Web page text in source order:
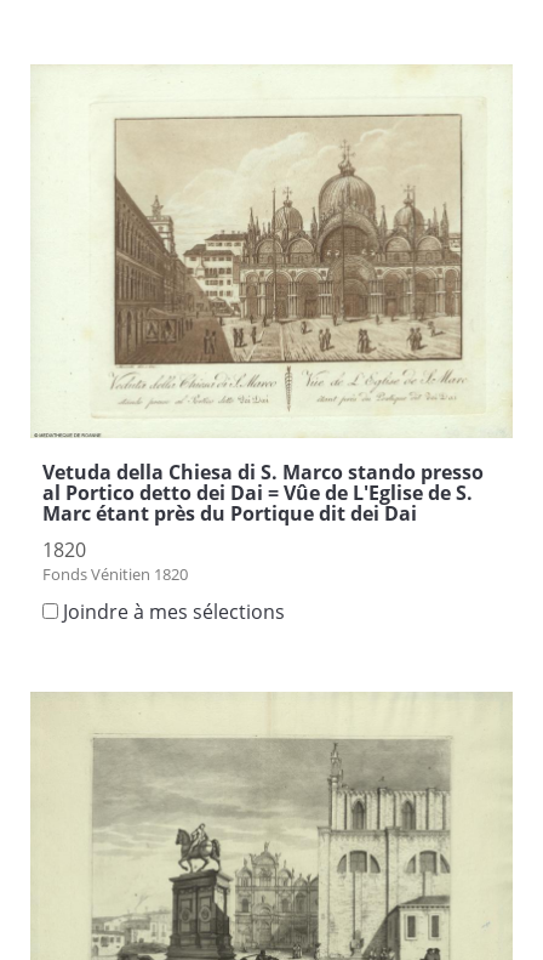
Vetuda della Chiesa di S. Marco stando presso
al Portico detto dei Dai = Vûe de L'Eglise de S.
Marc étant près du Portique dit dei Dai
1820
Fonds Vénitien 1820
Joindre à mes sélections